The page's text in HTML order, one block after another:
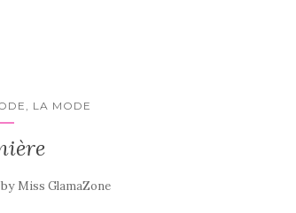
LA MODE
by Miss GlamaZone